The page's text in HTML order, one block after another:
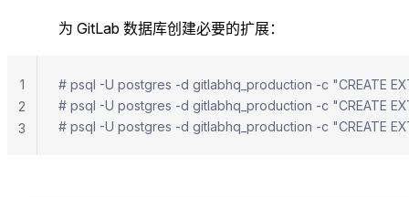
为 GitLab 数据库创建必要的扩展：
# psql -U postgres -d gitlabhq_production -c "CREATE
# psql -U postgres -d gitlabhq_production -c "CREATE
# psql -U postgres -d gitlabhq_production -c "CREATE
1
2
3